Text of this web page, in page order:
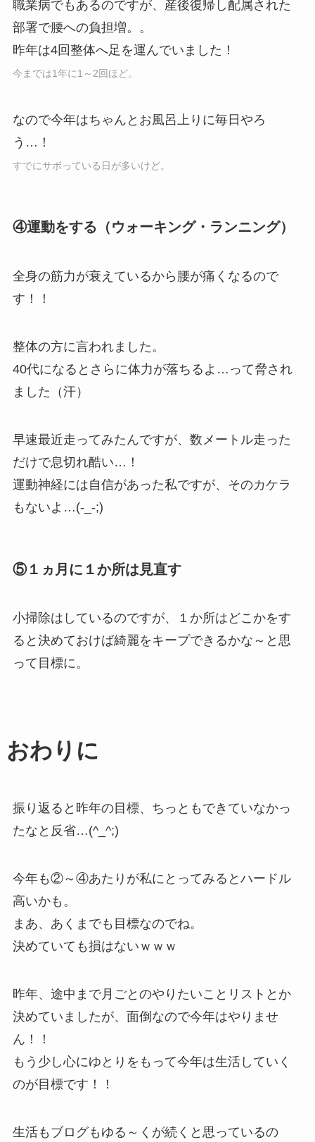
職業病でもあるのですが、産後復帰し配属された
部署で腰への負担増。。
昨年は4回整体へ足を運んでいました！
今までは1年に1～2回ほど。
なので今年はちゃんとお風呂上りに毎日やろ
う…！
すでにサボっている日が多いけど。
④運動をする（ウォーキング・ランニング）
全身の筋力が衰えているから腰が痛くなるので
す！！
整体の方に言われました。
40代になるとさらに体力が落ちるよ…って脅され
ました（汗）
早速最近走ってみたんですが、数メートル走った
だけで息切れ酷い…！
運動神経には自信があった私ですが、そのカケラ
もないよ…(-_-;)
⑤１ヵ月に１か所は見直す
小掃除はしているのですが、１か所はどこかをす
ると決めておけば綺麗をキープできるかな～と思
って目標に。
おわりに
振り返ると昨年の目標、ちっともできていなかっ
たなと反省…(^_^;)
今年も②～④あたりが私にとってみるとハードル
高いかも。
まあ、あくまでも目標なのでね。
決めていても損はないｗｗｗ
昨年、途中まで月ごとのやりたいことリストとか
決めていましたが、面倒なので今年はやりませ
ん！！
もう少し心にゆとりをもって今年は生活していく
のが目標です！！
生活もブログもゆる～くが続くと思っているの